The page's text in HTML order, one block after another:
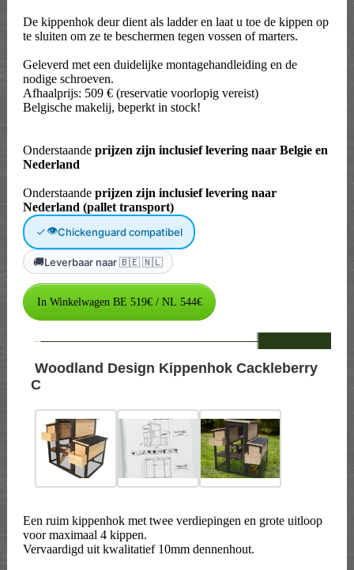
De kippenhok deur dient als ladder en laat u toe de kippen op
te sluiten om ze te beschermen tegen vossen of marters.
Geleverd met een duidelijke montagehandleiding en de
nodige schroeven.
Afhaalprijs: 509 € (reservatie voorlopig vereist)
Belgische makelij, beperkt in stock!
Onderstaande prijzen zijn inclusief levering naar Belgie en
Nederland
Onderstaande prijzen zijn inclusief levering naar
Nederland (pallet transport)
👁Chickenguard compatibel
🚚Leverbaar naar 🇧🇪 🇳🇱
--
Woodland Design Kippenhok Cackleberry
C
Een ruim kippenhok met twee verdiepingen en grote uitloop
voor maximaal 4 kippen.
Vervaardigd uit kwalitatief 10mm dennenhout.